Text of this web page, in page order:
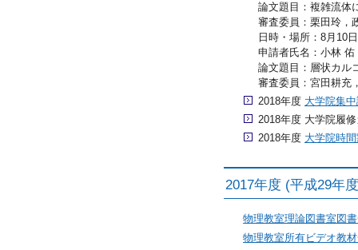
論文題目：複雑流体
審査委員：栗田玲，
日時・場所：8月10
申請者氏名：小林 佑
論文題目：層状カル
審査委員：宮田耕充
2018年度 大学院集
2018年度 大学院履
2018年度 大学院時
2017年度 (平成29年
物理教室理論図書室図
物理教室所有ビデオ教